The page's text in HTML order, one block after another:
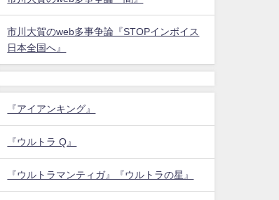
市川大賀のweb多事争論『STOPインボイス
日本全国へ』
『アイアンキング』
『ウルトラ Q』
『ウルトラマンティガ』『ウルトラの星』